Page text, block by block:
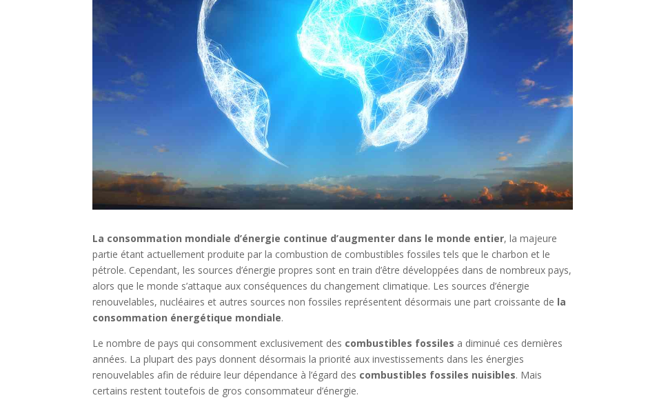
La consommation mondiale d’énergie continue d’augmenter dans le monde entier, la majeure
partie étant actuellement produite par la combustion de combustibles fossiles tels que le charbon et le
pétrole. Cependant, les sources d’énergie propres sont en train d’être développées dans de nombreux pays,
alors que le monde s’attaque aux conséquences du changement climatique. Les sources d’énergie
renouvelables, nucléaires et autres sources non fossiles représentent désormais une part croissante de la
consommation énergétique mondiale.
Le nombre de pays qui consomment exclusivement des combustibles fossiles a diminué ces dernières
années. La plupart des pays donnent désormais la priorité aux investissements dans les énergies
renouvelables afin de réduire leur dépendance à l’égard des combustibles fossiles nuisibles. Mais
certains restent toutefois de gros consommateur d’énergie.